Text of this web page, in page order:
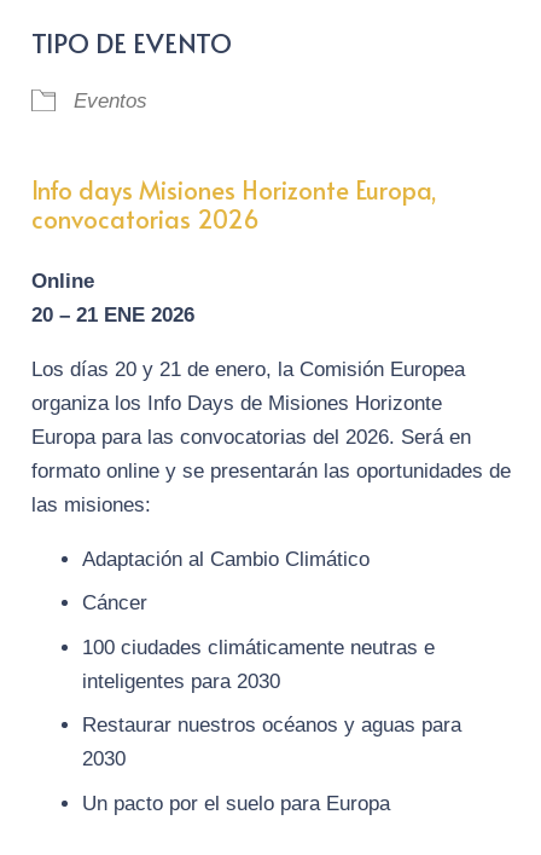
TIPO DE EVENTO
Eventos
Info days Misiones Horizonte Europa,
convocatorias 2026
Online
20 – 21 ENE 2026
Los días 20 y 21 de enero, la Comisión Europea
organiza los Info Days de Misiones Horizonte
Europa para las convocatorias del 2026. Será en
formato online y se presentarán las oportunidades de
las misiones:
Adaptación al Cambio Climático
Cáncer
100 ciudades climáticamente neutras e
inteligentes para 2030
Restaurar nuestros océanos y aguas para
2030
Un pacto por el suelo para Europa